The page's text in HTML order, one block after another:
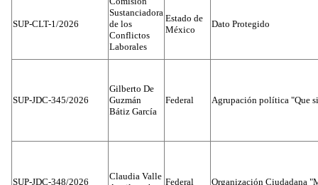
SUP-CLT-1/2026
Sustanciadora
de los
Conflictos
Laborales
Estado de
México
Dato Protegido
SUP-JDC-345/2026
Gilberto De
Guzmán
Bátiz García
Federal Agrupación política "Que
SUP-JDC-348/2026
Claudia Valle
Federal Organización Ciudadana